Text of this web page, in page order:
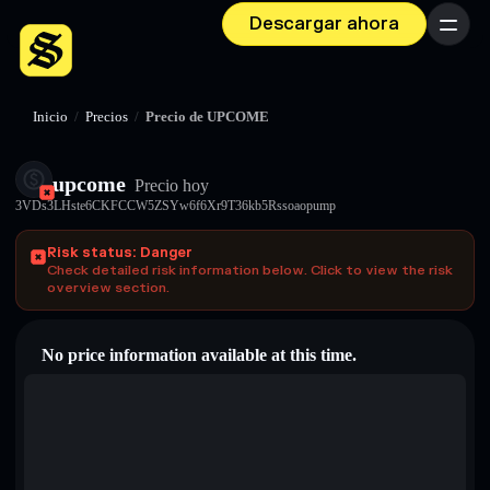
Descargar ahora Menú
Inicio / Precios / Precio de UPCOME
upcome Precio hoy
3VDs3LHste6CKFCCW5ZSYw6f6Xr9T36kb5Rssoaopump
Risk status: Danger
Check detailed risk information below. Click to view the risk
overview section.
No price information available at this time.